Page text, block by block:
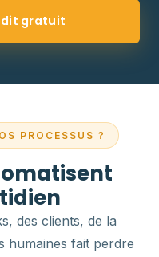
gratuit
PROCESSUS ?
des clients, de la
humaines fait perdre